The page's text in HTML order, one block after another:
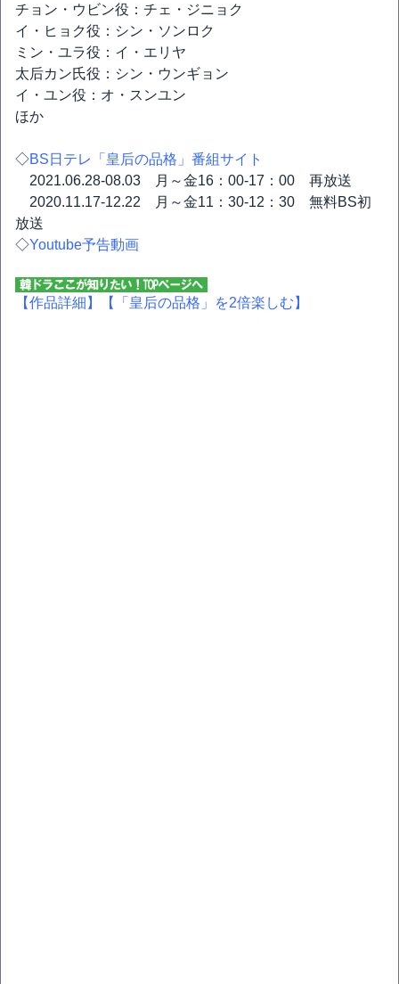
チョン・ウビン役：チェ・ジニョク
イ・ヒョク役：シン・ソンロク
ミン・ユラ役：イ・エリヤ
太后カン氏役：シン・ウンギョン
イ・ユン役：オ・スンユン
ほか
◇BS日テレ「皇后の品格」番組サイト
2021.06.28-08.03 月～金16：00-17：00 再放送
2020.11.17-12.22 月～金11：30-12：30 無料BS初
放送
◇Youtube予告動画
【作品詳細】 【「皇后の品格」を2倍楽しむ】